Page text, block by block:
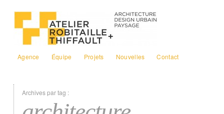
Agence Équipe Projets Nouvelles Contact
Archives par tag :